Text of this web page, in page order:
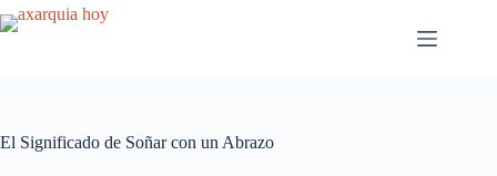
Saltar
al
El Significado de Soñar con un Abrazo